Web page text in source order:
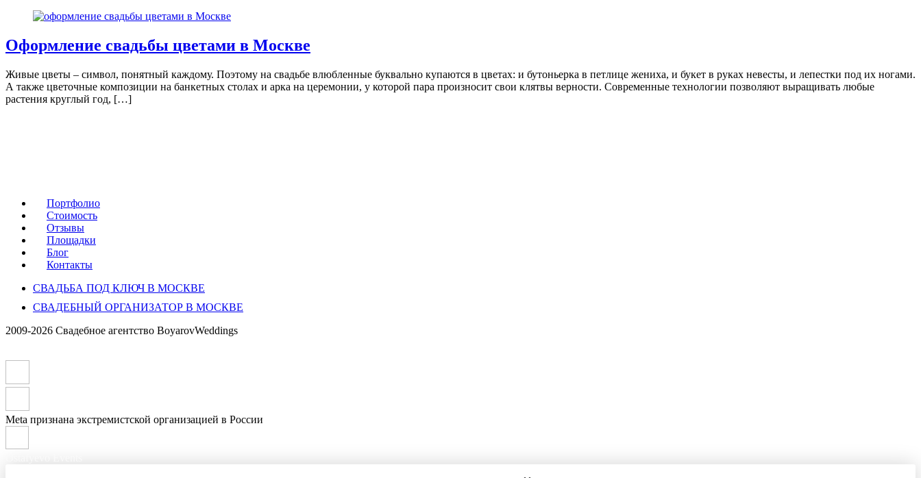
Оформление свадьбы цветами в Москве
Живые цветы – символ, понятный каждому. Поэтому на свадьбе влюбленные буквально купаются в цветах: и бутоньерка в петлице жениха, и букет в руках невесты, и лепестки под их ногами.
А также цветочные композиции на банкетных столах и арка на церемонии, у которой пара произносит свои клятвы верности. Современные технологии позволяют выращивать любые
растения круглый год, […]
Портфолио
Стоимость
Отзывы
Площадки
Блог
Контакты
СВАДЬБА ПОД КЛЮЧ В МОСКВЕ
СВАДЕБНЫЙ ОРГАНИЗАТОР В МОСКВЕ
2009-2026 Свадебное агентство BoyarovWeddings
Meta признана экстремистской организацией в России